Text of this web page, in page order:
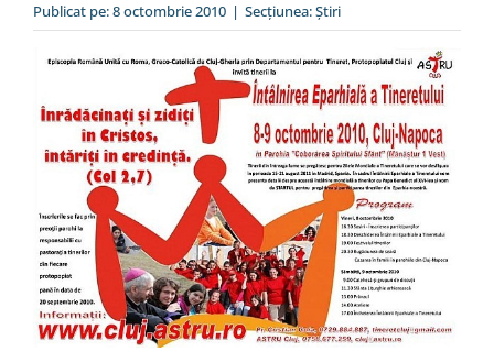
Publicat pe: 8 octombrie 2010 | Secțiunea:Ştiri